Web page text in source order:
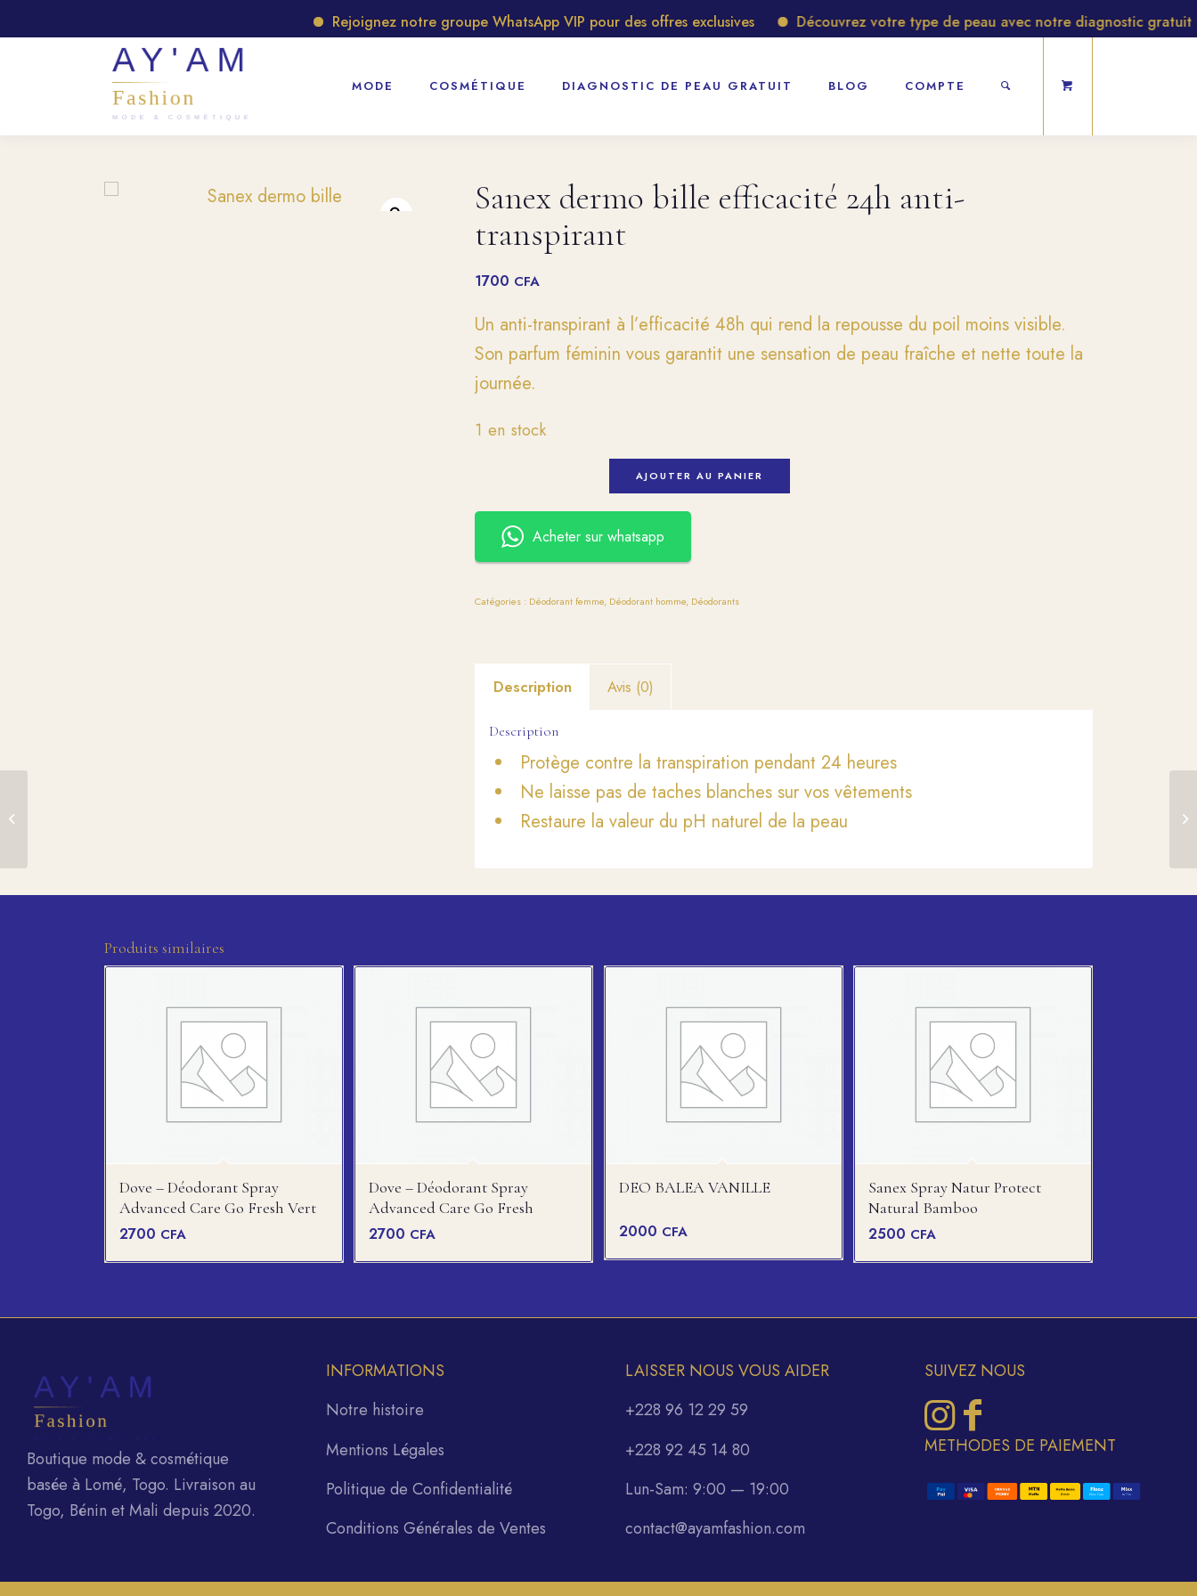
Rejoignez notre groupe WhatsApp VIP pour des offres exclusives Découvrez votre type de peau avec notre diagnostic gratuit
MODE COSMÉTIQUE DIAGNOSTIC DE PEAU GRATUIT BLOG COMPTE
Sanex dermo bille efficacité 24h anti-
transpirant
1700 CFA
Un anti-transpirant à l’efficacité 48h qui rend la repousse du poil moins visible.
Son parfum féminin vous garantit une sensation de peau fraîche et nette toute la
journée.
1 en stock
AJOUTER AU PANIER
Acheter sur whatsapp
Catégories : Déodorant femme, Déodorant homme, Déodorants
Description Avis (0)
Description
Protège contre la transpiration pendant 24 heures
Ne laisse pas de taches blanches sur vos vêtements
Restaure la valeur du pH naturel de la peau
Produits similaires
Dove – Déodorant Spray
Advanced Care Go Fresh Vert
2700 CFA
Dove – Déodorant Spray
Advanced Care Go Fresh
2700 CFA
DEO BALEA VANILLE
2000 CFA
Sanex Spray Natur Protect
Natural Bamboo
2500 CFA
Boutique mode & cosmétique
basée à Lomé, Togo. Livraison au
Togo, Bénin et Mali depuis 2020.
INFORMATIONS
Notre histoire
Mentions Légales
Politique de Confidentialité
Conditions Générales de Ventes
LAISSER NOUS VOUS AIDER
+228 96 12 29 59
+228 92 45 14 80
Lun-Sam: 9:00 — 19:00
contact@ayamfashion.com
SUIVEZ NOUS
METHODES DE PAIEMENT